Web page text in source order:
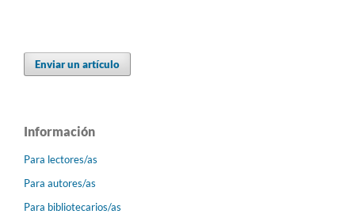
Enviar un artículo
Información
Para lectores/as
Para autores/as
Para bibliotecarios/as